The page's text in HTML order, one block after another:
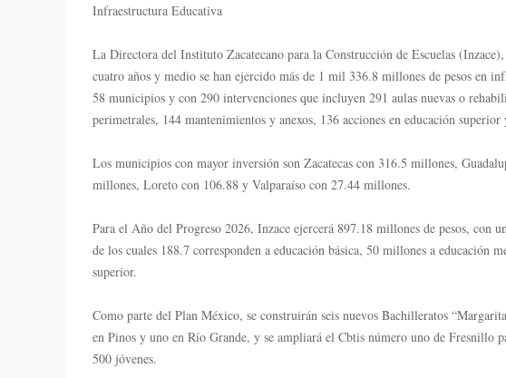
Infraestructura Educativa
La Directora del Instituto Zacatecano para la Construcción de Escuelas
cuatro años y medio se han ejercido más de 1 mil 336.8 millones de pesos en
58 municipios y con 290 intervenciones que incluyen 291 aulas nuevas o
perimetrales, 144 mantenimientos y anexos, 136 acciones en educación
Los municipios con mayor inversión son Zacatecas con 316.5 millones,
millones, Loreto con 106.88 y Valparaíso con 27.44 millones.
Para el Año del Progreso 2026, Inzace ejercerá 897.18 millones de pesos, con
de los cuales 188.7 corresponden a educación básica, 50 millones a educación
superior.
Como parte del Plan México, se construirán seis nuevos Bachilleratos
en Pinos y uno en Río Grande, y se ampliará el Cbtis número uno de Fresnillo
500 jóvenes.